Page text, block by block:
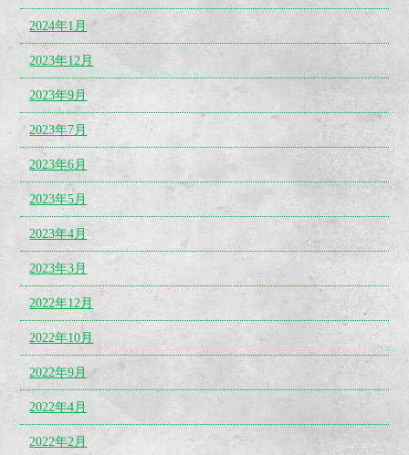
2024年1月
2023年12月
2023年9月
2023年7月
2023年6月
2023年5月
2023年4月
2023年3月
2022年12月
2022年10月
2022年9月
2022年4月
2022年2月